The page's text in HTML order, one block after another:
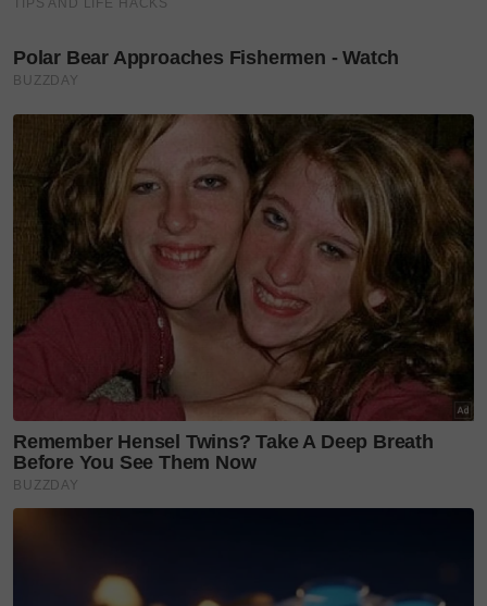
Kamal turut memaklumkan, dia telah memaafkan
isterinya berkaitan kenyataan yang dibuat mengenai
isu tersebut.
“Itu isteri saya. Walaupun kami lama tidak
berjumpa, saya maafkan.
"Ada khilaf daripada saya juga. Itu maksudnya, ia
bukan salah dia.
"Ada perkara yang kami perlu selesaikan dalam
keluarga,” katanya dengan nada menahan sebak.
Mahkamah sebelum ini menetapkan 19 November
sebagai tarikh sebutan semula prosiding perceraian
berkenaan.
Rumah tangga pasangan itu dikatakan mula
bergolak sejak April lalu. Difahamkan, Uqasha kini
tidak tinggal sebumbung dan menetap bersama
Kamal dan Uqasha mendirikan rumah tangga pada 4